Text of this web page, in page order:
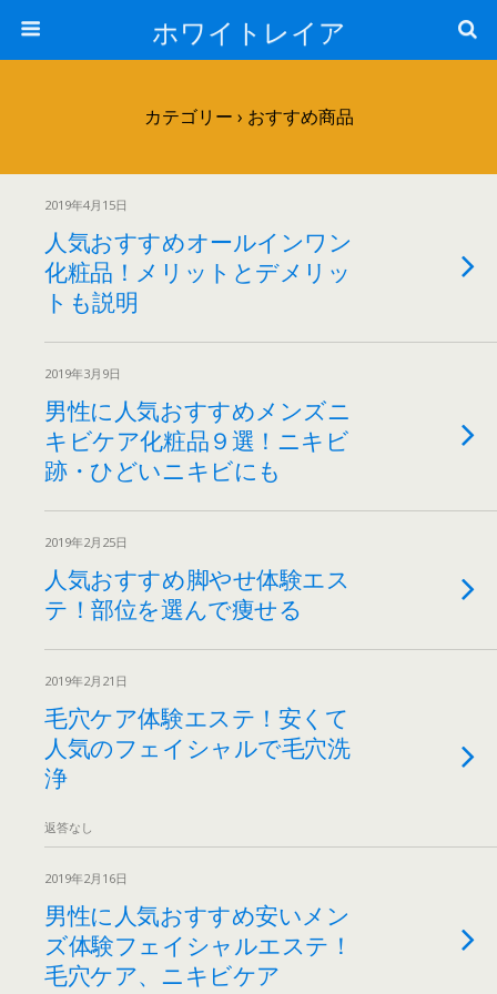
ホワイトレイア
カテゴリー › おすすめ商品
2019年4月15日
人気おすすめオールインワン
化粧品！メリットとデメリッ
トも説明
2019年3月9日
男性に人気おすすめメンズニ
キビケア化粧品９選！ニキビ
跡・ひどいニキビにも
2019年2月25日
人気おすすめ脚やせ体験エス
テ！部位を選んで痩せる
2019年2月21日
毛穴ケア体験エステ！安くて
人気のフェイシャルで毛穴洗
浄
返答なし
2019年2月16日
男性に人気おすすめ安いメン
ズ体験フェイシャルエステ！
毛穴ケア、ニキビケア